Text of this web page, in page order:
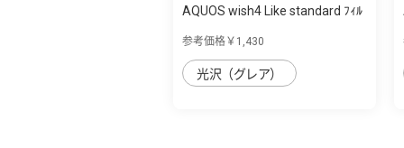
AQUOS wish4 Like standard ﾌｨﾙ
参考価格￥1,430
光沢（グレア）